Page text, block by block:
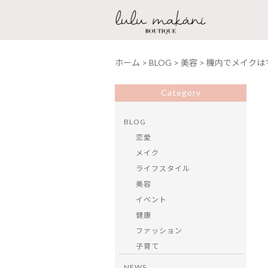
ホーム > BLOG > 美容 > 機内でメイクは
Category
BLOG
恋愛
メイク
ライフスタイル
美容
イベント
健康
ファッション
子育て